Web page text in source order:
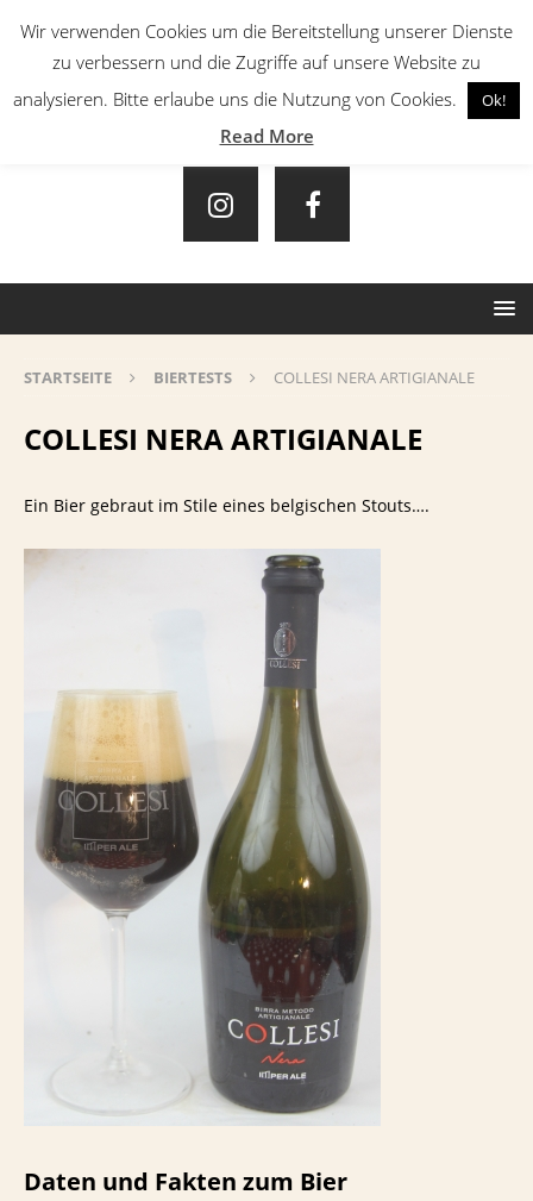
STARTSEITE BIERTESTS COLLESI NERA ARTIGIANALE
COLLESI NERA ARTIGIANALE
Ein Bier gebraut im Stile eines belgischen Stouts….
Daten und Fakten zum Bier
Wir verwenden Cookies um die Bereitstellung unserer Dienste
zu verbessern und die Zugriffe auf unsere Website zu
analysieren. Bitte erlaube uns die Nutzung von Cookies.
Ok!
Read More